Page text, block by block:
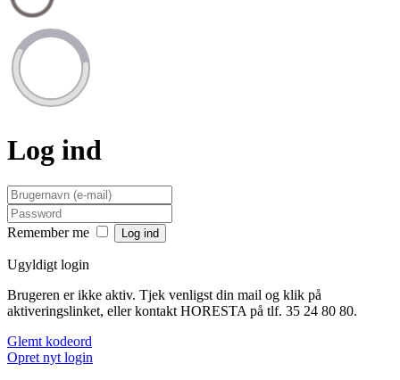
Log ind
Remember me
Ugyldigt login
Brugeren er ikke aktiv. Tjek venligst din mail og klik på
aktiveringslinket, eller kontakt HORESTA på tlf. 35 24 80 80.
Glemt kodeord
Opret nyt login